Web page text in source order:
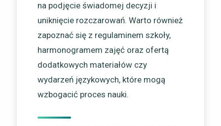
na podjęcie świadomej decyzji i
uniknięcie rozczarowań. Warto również
zapoznać się z regulaminem szkoły,
harmonogramem zajęć oraz ofertą
dodatkowych materiałów czy
wydarzeń językowych, które mogą
wzbogacić proces nauki.